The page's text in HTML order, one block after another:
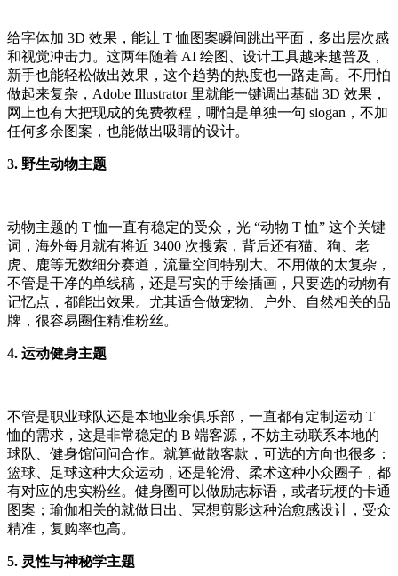
给字体加 3D 效果，能让 T 恤图案瞬间跳出平面，多出层次感
和视觉冲击力。这两年随着 AI 绘图、设计工具越来越普及，
新手也能轻松做出效果，这个趋势的热度也一路走高。不用怕
做起来复杂，Adobe Illustrator 里就能一键调出基础 3D 效果，
网上也有大把现成的免费教程，哪怕是单独一句 slogan，不加
任何多余图案，也能做出吸睛的设计。
3. 野生动物主题
动物主题的 T 恤一直有稳定的受众，光 “动物 T 恤” 这个关键
词，海外每月就有将近 3400 次搜索，背后还有猫、狗、老
虎、鹿等无数细分赛道，流量空间特别大。不用做的太复杂，
不管是干净的单线稿，还是写实的手绘插画，只要选的动物有
记忆点，都能出效果。尤其适合做宠物、户外、自然相关的品
牌，很容易圈住精准粉丝。
4. 运动健身主题
不管是职业球队还是本地业余俱乐部，一直都有定制运动 T
恤的需求，这是非常稳定的 B 端客源，不妨主动联系本地的
球队、健身馆问问合作。就算做散客款，可选的方向也很多：
篮球、足球这种大众运动，还是轮滑、柔术这种小众圈子，都
有对应的忠实粉丝。健身圈可以做励志标语，或者玩梗的卡通
图案；瑜伽相关的就做日出、冥想剪影这种治愈感设计，受众
精准，复购率也高。
5. 灵性与神秘学主题